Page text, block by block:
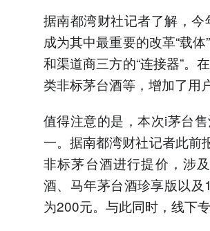
据南都湾财社记者了解，
成为其中最重要的改革“载
和渠道商三方的“连接器”。
类非标茅台酒等，增加了用
值得注意的是，本次i茅台
一。据南都湾财社记者此前
非标茅台酒进行提价，涉
酒、马年茅台酒珍享版以
为200元。与此同时，线下